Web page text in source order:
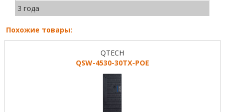
3 года
Похожие товары:
QTECH
QSW-4530-30TX-POE